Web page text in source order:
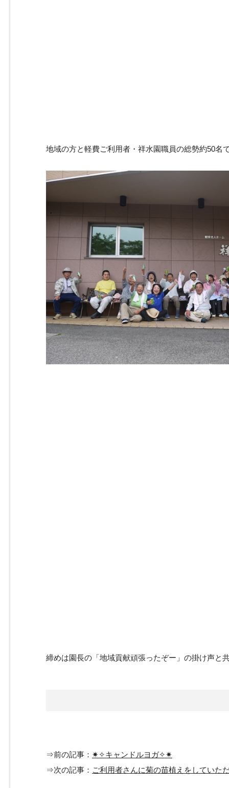
地域の方と軽費ご利用者・祥水園職員の総勢約50名
締めは園長の「地域貢献頑張ったぞー」の掛け声と
⇒前の記事： ✷✧キャンドルヨガ✧✷
⇒次の記事： ご利用者さんに菊の苗植えをしていた